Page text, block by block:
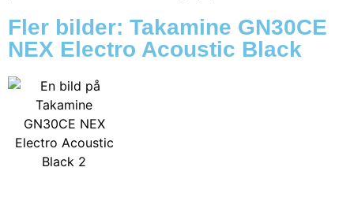
Fler bilder: Takamine GN30CE
NEX Electro Acoustic Black